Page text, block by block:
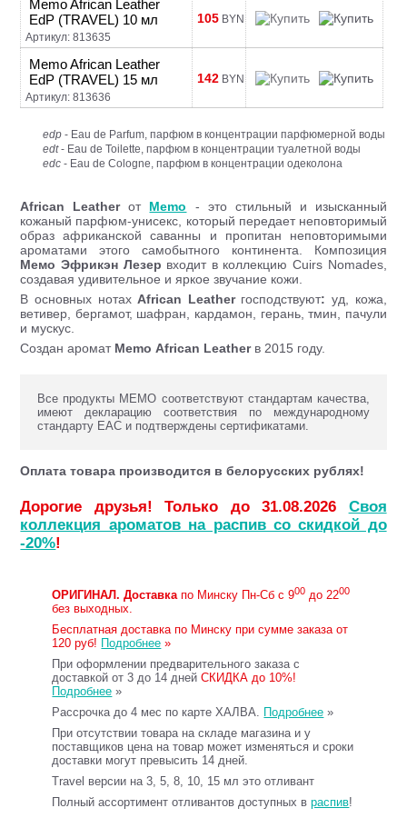
Memo African Leather
EdP (TRAVEL) 10 мл
Артикул: 813635
105 BYN
Memo African Leather
EdP (TRAVEL) 15 мл
Артикул: 813636
142 BYN
edp - Eau de Parfum, парфюм в концентрации парфюмерной воды
edt- Eau de Toilette, парфюм в концентрации туалетной воды
edc - Eau de Cologne, парфюм в концентрации одеколона
African Leatherот Memo - это стильный и изысканный
кожаный парфюм-унисекс, который передает неповторимый
образ африканской саванны и пропитан неповторимыми
ароматами этого самобытного континента. Композиция
Мемо Эфрикэн Лезер входит в коллекцию Cuirs Nomades,
создавая удивительное и яркое звучание кожи.
В основных нотах African Leather господствуют:уд, кожа,
ветивер, бергамот, шафран, кардамон, герань, тмин, пачули
и мускус.
Создан аромат Memo African Leather в 2015 году.
Все продукты MEMO соответствуют стандартам качества,
имеют декларацию соответствия по международному
стандарту ЕАС и подтверждены сертификатами.
Оплата товара производится в белорусских рублях!
Дорогие друзья! Только до 31.08.2026 Своя
коллекция ароматов на распив со скидкой до
-20%!
ОРИГИНАЛ. Доставкапо Минску Пн-Сб с 900 до 2200
без выходных.
Бесплатная доставка по Минску при сумме заказа от
120 руб! Подробнее »
При оформлении предварительного заказа с
доставкой от 3 до 14 днейСКИДКА до 10%!
Подробнее »
Рассрочка до 4 мес по карте ХАЛВА. Подробнее »
При отсутствии товара на складе магазина и у
поставщиков цена на товар может изменяться и сроки
доставки могут превысить 14 дней.
Travel версии на 3, 5, 8, 10, 15 мл это отливант
Полный ассортимент отливантов доступных враспив!